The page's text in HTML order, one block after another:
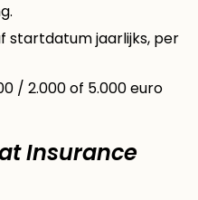
startdatum jaarlijks, per
/ 2.000 of 5.000 euro
Insurance